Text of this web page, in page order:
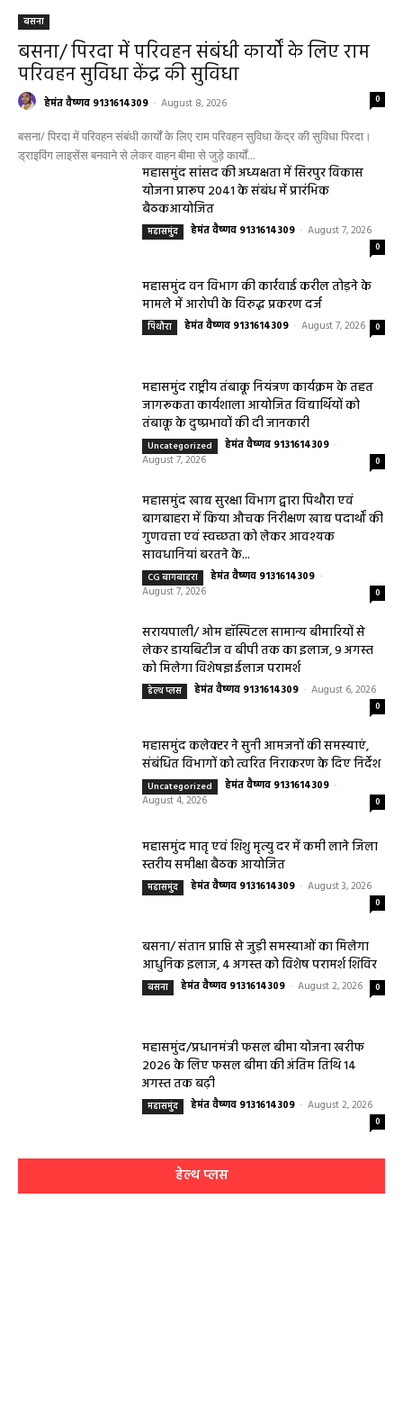
बसना
बसना/ पिरदा में परिवहन संबंधी कार्यों के लिए राम
परिवहन सुविधा केंद्र की सुविधा
हेमंत वैष्णव 9131614309 - August 8, 2026 0
बसना/ पिरदा में परिवहन संबंधी कार्यों के लिए राम परिवहन सुविधा केंद्र की सुविधा पिरदा।
ड्राइविंग लाइसेंस बनवाने से लेकर वाहन बीमा से जुड़े कार्यों...
महासमुंद सांसद की अध्यक्षता में सिरपुर विकास
योजना प्रारूप 2041 के संबंध में प्रारंभिक
बैठकआयोजित
महासमुंद हेमंत वैष्णव 9131614309 - August 7, 2026
0
महासमुंद वन विभाग की कार्रवाई करील तोड़ने के
मामले में आरोपी के विरुद्ध प्रकरण दर्ज
पिथौरा हेमंत वैष्णव 9131614309 - August 7, 2026 0
महासमुंद राष्ट्रीय तंबाकू नियंत्रण कार्यक्रम के तहत
जागरूकता कार्यशाला आयोजित विद्यार्थियों को
तंबाकू के दुष्प्रभावों की दी जानकारी
Uncategorized हेमंत वैष्णव 9131614309 -
August 7, 2026
0
महासमुंद खाद्य सुरक्षा विभाग द्वारा पिथौरा एवं
बागबाहरा में किया औचक निरीक्षण खाद्य पदार्थों की
गुणवत्ता एवं स्वच्छता को लेकर आवश्यक
सावधानियां बरतने के...
CG बागबाहरा हेमंत वैष्णव 9131614309 -
August 7, 2026
0
सरायपाली/ ओम हॉस्पिटल सामान्य बीमारियों से
लेकर डायबिटीज व बीपी तक का इलाज, 9 अगस्त
को मिलेगा विशेषज्ञ ईलाज परामर्श
हेल्थ प्लस हेमंत वैष्णव 9131614309 - August 6, 2026
0
महासमुंद कलेक्टर ने सुनी आमजनों की समस्याएं,
संबंधित विभागों को त्वरित निराकरण के दिए निर्देश
Uncategorized हेमंत वैष्णव 9131614309 -
August 4, 2026
0
महासमुंद मातृ एवं शिशु मृत्यु दर में कमी लाने जिला
स्तरीय समीक्षा बैठक आयोजित
महासमुंद हेमंत वैष्णव 9131614309 - August 3, 2026
0
बसना/ संतान प्राप्ति से जुड़ी समस्याओं का मिलेगा
आधुनिक इलाज, 4 अगस्त को विशेष परामर्श शिविर
बसना हेमंत वैष्णव 9131614309 - August 2, 2026 0
महासमुंद/प्रधानमंत्री फसल बीमा योजना खरीफ
2026 के लिए फसल बीमा की अंतिम तिथि 14
अगस्त तक बढ़ी
महासमुंद हेमंत वैष्णव 9131614309 - August 2, 2026
0
हेल्थ प्लस